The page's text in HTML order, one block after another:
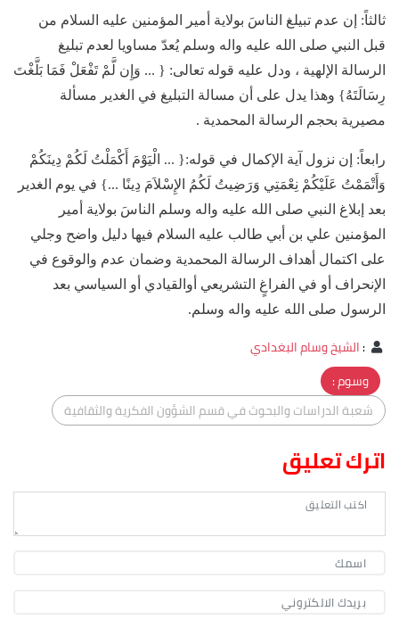
ثالثاً: إن عدم تبيلغ الناسَ بولاية أمير المؤمنين عليه السلام من
قبل النبي صلى الله عليه واله وسلم يُعدّ مساويا لعدم تبليغ
الرسالة الإلهية ، ودل عليه قوله تعالى: { ... وَإِن لَّمْ تَفْعَلْ فَمَا بَلَّغْتَ
رِسَالَتَهُ} وهذا يدل على أن مسالة التبليغ في الغدير مسألة
مصيرية بحجم الرسالة المحمدية .
رابعاً: إن نزول آية الإكمال في قوله:{ ... الْيَوْمَ أَكْمَلْتُ لَكُمْ دِينَكُمْ
وَأَتْمَمْتُ عَلَيْكُمْ نِعْمَتِي وَرَضِيتُ لَكُمُ الإِسْلاَمَ دِينًا ...} في يوم الغدير
بعد إبلاغ النبي صلى الله عليه واله وسلم الناسَ بولاية أمير
المؤمنين علي بن أبي طالب عليه السلام فيها دليل واضح وجلي
على اكتمال أهداف الرسالة المحمدية وضمان عدم والوقوع في
الإنحراف أو في الفراغٍ التشريعي أوالقيادي أو السياسي بعد
الرسول صلى الله عليه واله وسلم.
:الشيخ وسام البغدادي
وسوم :
شعبة الدراسات والبحوث في قسم الشؤون الفكرية والثقافية
اترك تعليق